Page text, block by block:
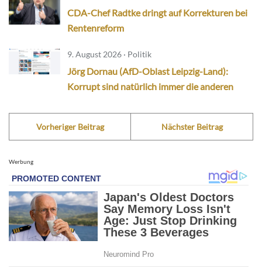
CDA-Chef Radtke dringt auf Korrekturen bei
Rentenreform
9. August 2026 · Politik
Jörg Dornau (AfD-Oblast Leipzig-Land):
Korrupt sind natürlich immer die anderen
Vorheriger Beitrag Nächster Beitrag
Werbung